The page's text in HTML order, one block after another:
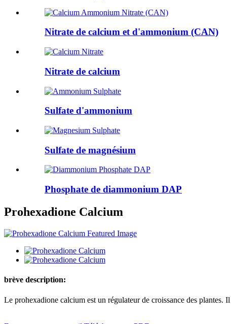
Nitrate de calcium et d'ammonium (CAN)
Nitrate de calcium
Sulfate d'ammonium
Sulfate de magnésium
Phosphate de diammonium DAP
Prohexadione Calcium
brève description:
Le prohexadione calcium est un régulateur de croissance des plantes.